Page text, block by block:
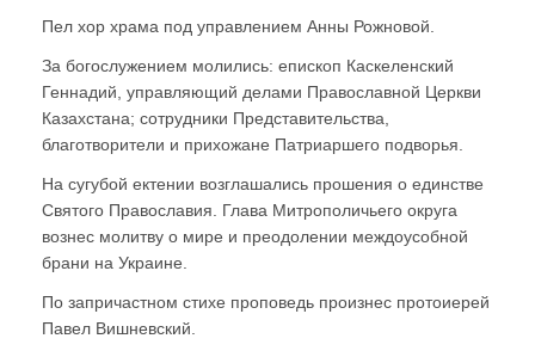
Пел хор храма под управлением Анны Рожновой.
За богослужением молились: епископ Каскеленский
Геннадий, управляющий делами Православной Церкви
Казахстана; сотрудники Представительства,
благотворители и прихожане Патриаршего подворья.
На сугубой ектении возглашались прошения о единстве
Святого Православия. Глава Митрополичьего округа
вознес молитву о мире и преодолении междоусобной
брани на Украине.
По запричастном стихе проповедь произнес протоиерей
Павел Вишневский.